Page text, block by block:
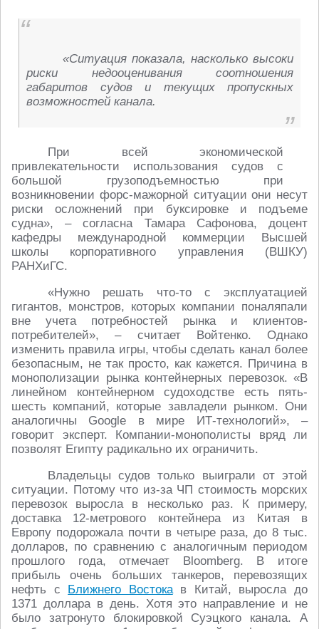
«Ситуация показала, насколько высоки
риски недооценивания соотношения
габаритов судов и текущих пропускных
возможностей канала.
При всей экономической
привлекательности использования судов с
большой грузоподъемностью при
возникновении форс-мажорной ситуации они несут
риски осложнений при буксировке и подъеме
судна», – согласна Тамара Сафонова, доцент
кафедры международной коммерции Высшей
школы корпоративного управления (ВШКУ)
РАНХиГС.
«Нужно решать что-то с эксплуатацией
гигантов, монстров, которых компании поналяпали
вне учета потребностей рынка и клиентов-
потребителей», – считает Войтенко. Однако
изменить правила игры, чтобы сделать канал более
безопасным, не так просто, как кажется. Причина в
монополизации рынка контейнерных перевозок. «В
линейном контейнерном судоходстве есть пять-
шесть компаний, которые завладели рынком. Они
аналогичны Google в мире ИТ-технологий», –
говорит эксперт. Компании-монополисты вряд ли
позволят Египту радикально их ограничить.
Владельцы судов только выиграли от этой
ситуации. Потому что из-за ЧП стоимость морских
перевозок выросла в несколько раз. К примеру,
доставка 12-метрового контейнера из Китая в
Европу подорожала почти в четыре раза, до 8 тыс.
долларов, по сравнению с аналогичным периодом
прошлого года, отмечает Bloomberg. В итоге
прибыль очень больших танкеров, перевозящих
нефть с Ближнего Востокав Китай, выросла до
1371 доллара в день. Хотя это направление и не
было затронуто блокировкой Суэцкого канала. А